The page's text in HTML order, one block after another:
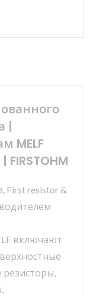
|
MELF
First resistor &
включают